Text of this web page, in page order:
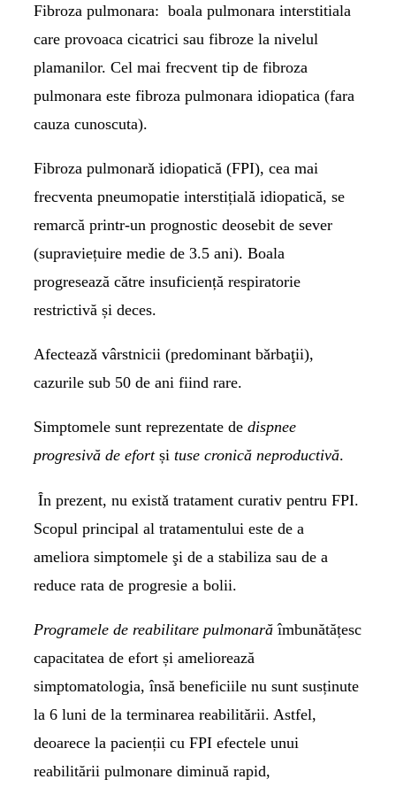
Fibroza pulmonara: boala pulmonara interstitiala
care provoaca cicatrici sau fibroze la nivelul
plamanilor. Cel mai frecvent tip de fibroza
pulmonara este fibroza pulmonara idiopatica (fara
cauza cunoscuta).
Fibroza pulmonarǎ idiopatică (FPI), cea mai
frecventa pneumopatie interstițială idiopatică, se
remarcă printr-un prognostic deosebit de sever
(supraviețuire medie de 3.5 ani). Boala
progresează către insuficiență respiratorie
restrictivă și deces.
Afecteazǎ vârstnicii (predominant bǎrbaţii),
cazurile sub 50 de ani fiind rare.
Simptomele sunt reprezentate de dispnee
progresivă de efort și tuse cronică neproductivă.
Ȋn prezent, nu existǎ tratament curativ pentru FPI.
Scopul principal al tratamentului este de a
ameliora simptomele şi de a stabiliza sau de a
reduce rata de progresie a bolii.
Programele de reabilitare pulmonarăîmbunătățesc
capacitatea de efort și ameliorează
simptomatologia, însă beneficiile nu sunt susținute
la 6 luni de la terminarea reabilitării. Astfel,
deoarece la pacienții cu FPI efectele unui
reabilitării pulmonare diminuă rapid,